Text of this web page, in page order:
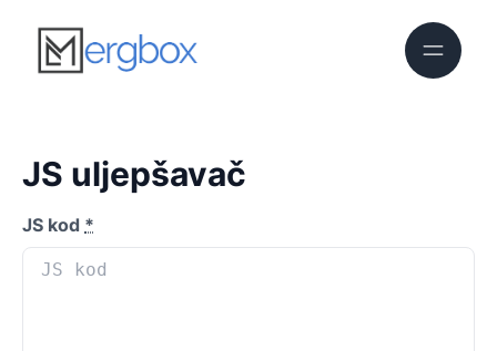
JS uljepšavač
JS kod *